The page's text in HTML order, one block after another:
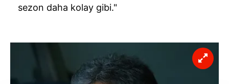
sezon daha kolay gibi."